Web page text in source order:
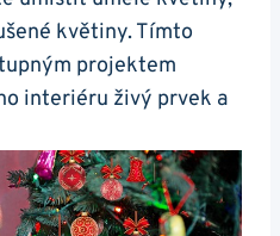
⁤květiny. Tímto
⁢projektem
interiéru živý prvek a